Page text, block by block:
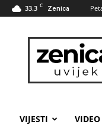
33.3 C Zenica
VIJESTI VIDEO